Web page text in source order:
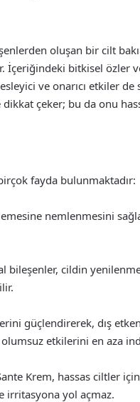
oluşan bir cilt
İçeriğindeki bitkisel özler
ve onarıcı etkiler
çeker; bu da onu
fayda bulunmaktadır:
nemlenmesini
cildin yenilenme
güçlendirerek, dış
etkilerini en aza
Krem, hassas ciltler
irritasyona yol açmaz.